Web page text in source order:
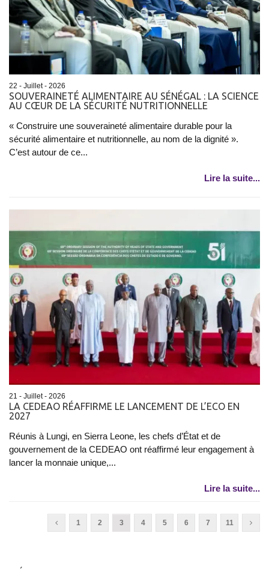
22 - Juillet - 2026
SOUVERAINETÉ ALIMENTAIRE AU SÉNÉGAL : LA SCIENCE
AU CŒUR DE LA SÉCURITÉ NUTRITIONNELLE
« Construire une souveraineté alimentaire durable pour la
sécurité alimentaire et nutritionnelle, au nom de la dignité ».
C’est autour de ce...
Lire la suite...
21 - Juillet - 2026
LA CEDEAO RÉAFFIRME LE LANCEMENT DE L’ECO EN
2027
Réunis à Lungi, en Sierra Leone, les chefs d’État et de
gouvernement de la CEDEAO ont réaffirmé leur engagement à
lancer la monnaie unique,...
Lire la suite...
1 2 3 4 5 6 7 11